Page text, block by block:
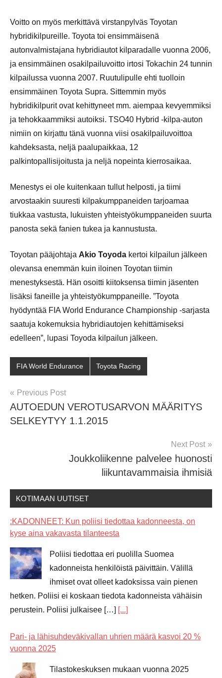
Voitto on myös merkittävä virstanpylväs Toyotan
hybridikilpureille. Toyota toi ensimmäisenä
autonvalmistajana hybridiautot kilparadalle vuonna 2006,
ja ensimmäinen osakilpailuvoitto irtosi Tokachin 24 tunnin
kilpailussa vuonna 2007. Ruutulipulle ehti tuolloin
ensimmäinen Toyota Supra. Sittemmin myös
hybridikilpurit ovat kehittyneet mm. aiempaa kevyemmiksi
ja tehokkaammiksi autoiksi. TSO40 Hybrid -kilpa-auton
nimiin on kirjattu tänä vuonna viisi osakilpailuvoittoa
kahdeksasta, neljä paalupaikkaa, 12
palkintopallisijoitusta ja neljä nopeinta kierrosaikaa.
Menestys ei ole kuitenkaan tullut helposti, ja tiimi
arvostaakin suuresti kilpakumppaneiden tarjoamaa
tiukkaa vastusta, lukuisten yhteistyökumppaneiden suurta
panosta sekä fanien tukea ja kannustusta.
Toyotan pääjohtaja Akio Toyoda kertoi kilpailun jälkeen
olevansa enemmän kuin iloinen Toyotan tiimin
menestyksestä. Hän osoitti kiitoksensa tiimin jäsenten
lisäksi faneille ja yhteistyökumppaneille. ”Toyota
hyödyntää FIA World Endurance Championship -sarjasta
saatuja kokemuksia hybridiautojen kehittämiseksi
edelleen”, lupasi Toyoda kilpailun jälkeen.
FIA World Endurance Toyota Racing
Post
navigation
Previous Post
AUTOEDUN VEROTUSARVON MÄÄRITYS
SELKEYTYY 1.1.2015
Next Post
Joukkoliikenne palvelee huonosti
liikuntavammaisia ihmisiä
KOTIMAAN UUTISET
:KADONNEET: Kun poliisi tiedottaa kadonneesta, on
kyse aina vakavasta tilanteesta
Poliisi tiedottaa eri puolilla Suomea
kadonneista henkilöistä päivittäin. Välillä
ihmiset ovat olleet kadoksissa vain pienen
hetken. Poliisi ei koskaan tiedota kadonneista vähäisin
perustein. Poliisi julkaisee […] [...]
Pari- ja lähisuhdeväkivallan uhrien määrä kasvoi 20 %
vuonna 2025
Tilastokeskuksen mukaan vuonna 2025